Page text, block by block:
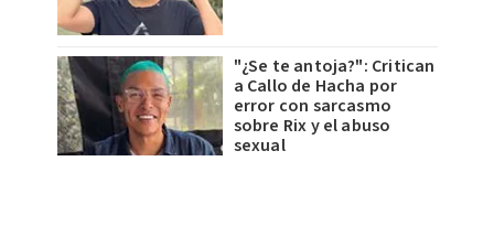
"¿Se te antoja?": Critican
a Callo de Hacha por
error con sarcasmo
sobre Rix y el abuso
sexual